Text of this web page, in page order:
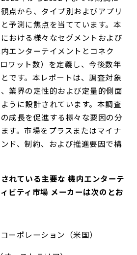
点から、タイプ別およびアプリ
予測に焦点を当てています。本
おける様々なセグメントおよび
エンターテイメントとコネク
ワット数）を定義し、今後数年
です。本レポートは、調査対象
業界の定性的および定量的側面
うに設計されています。本調査
成長を促進する様々な要因の分
す。市場をプラスまたはマイナ
ド、制約、および推進要因で構
れている主要な 機内エンターテ
ビティ市場 メーカーは次のとお
ーポレーション（米国）